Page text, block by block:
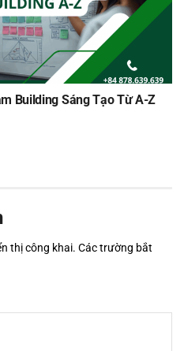
Building Sáng Tạo Từ A-Z
thị công khai. Các trường bắt